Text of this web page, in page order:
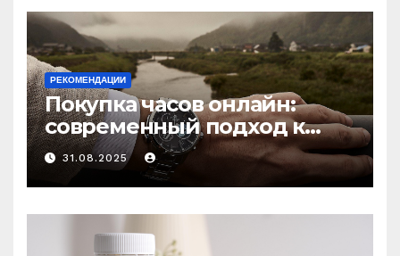
РЕКОМЕНДАЦИИ
Покупка часов онлайн:
современный подход к
выбору аксессуаров
31.08.2025